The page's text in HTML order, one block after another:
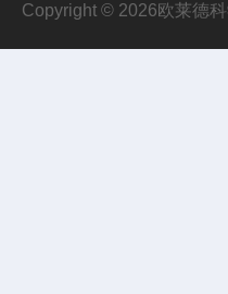
Copyright © 2026欧莱德